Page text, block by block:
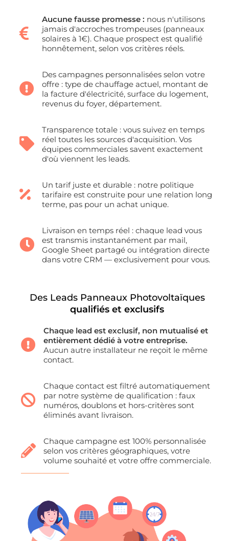
Aucune fausse promesse : nous n'utilisons
jamais d'accroches trompeuses (panneaux
solaires à 1€). Chaque prospect est qualifié
honnêtement, selon vos critères réels.
Des campagnes personnalisées selon votre
offre : type de chauffage actuel, montant de
la facture d'électricité, surface du logement,
revenus du foyer, département.
Transparence totale : vous suivez en temps
réel toutes les sources d'acquisition. Vos
équipes commerciales savent exactement
d'où viennent les leads.
Un tarif juste et durable : notre politique
tarifaire est construite pour une relation long
terme, pas pour un achat unique.
Livraison en temps réel : chaque lead vous
est transmis instantanément par mail,
Google Sheet partagé ou intégration directe
dans votre CRM — exclusivement pour vous.
Des Leads Panneaux Photovoltaïques
qualifiés et exclusifs
Chaque lead est exclusif, non mutualisé et
entièrement dédié à votre entreprise.
Aucun autre installateur ne reçoit le même
contact.
Chaque contact est filtré automatiquement
par notre système de qualification : faux
numéros, doublons et hors-critères sont
éliminés avant livraison.
Chaque campagne est 100% personnalisée
selon vos critères géographiques, votre
volume souhaité et votre offre commerciale.